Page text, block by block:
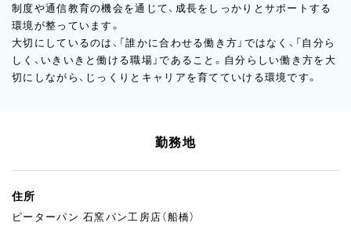
制度や通信教育の機会を通じて、成長をしっかりとサポートする
環境が整っています。
大切にしているのは、「誰かに合わせる働き方」ではなく、「自分ら
しく、いきいきと働ける職場」であること。自分らしい働き方を大
切にしながら、じっくりとキャリアを育てていける環境です。
勤務地
住所
ピーターパン 石窯パン工房店（船橋）